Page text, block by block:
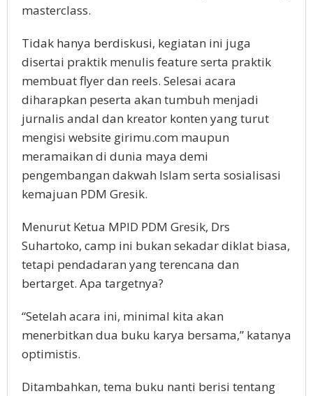
masterclass.
Tidak hanya berdiskusi, kegiatan ini juga
disertai praktik menulis feature serta praktik
membuat flyer dan reels. Selesai acara
diharapkan peserta akan tumbuh menjadi
jurnalis andal dan kreator konten yang turut
mengisi website girimu.com maupun
meramaikan di dunia maya demi
pengembangan dakwah Islam serta sosialisasi
kemajuan PDM Gresik.
Menurut Ketua MPID PDM Gresik, Drs
Suhartoko, camp ini bukan sekadar diklat biasa,
tetapi pendadaran yang terencana dan
bertarget. Apa targetnya?
“Setelah acara ini, minimal kita akan
menerbitkan dua buku karya bersama,” katanya
optimistis.
Ditambahkan, tema buku nanti berisi tentang